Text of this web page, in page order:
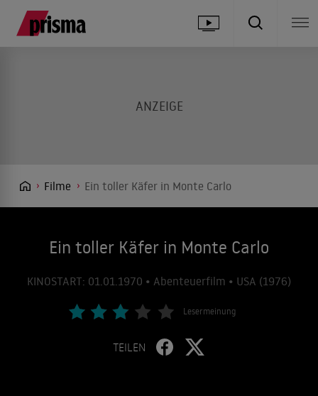
Filme Ein toller Käfer in Monte Carlo
Ein toller Käfer in Monte Carlo
KINOSTART: 01.01.1970 • Abenteuerfilm • USA (1976)
Lesermeinung
TEILEN